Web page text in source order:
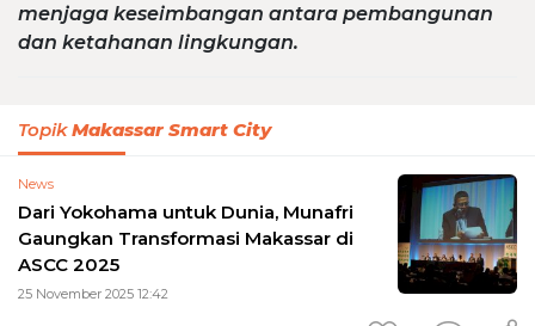
menjaga keseimbangan antara pembangunan
dan ketahanan lingkungan.
TopikMakassar Smart City
News
Dari Yokohama untuk Dunia, Munafri
Gaungkan Transformasi Makassar di
ASCC 2025
25 November 2025 12:42